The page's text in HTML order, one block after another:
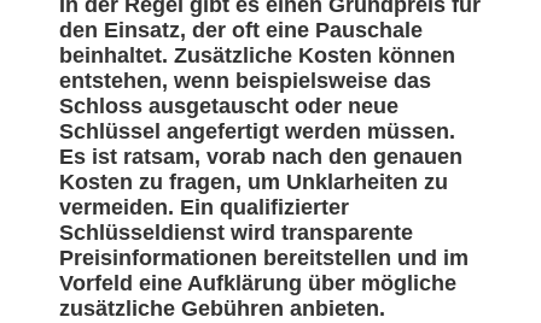
In der Regel gibt es einen Grundpreis für
den Einsatz, der oft eine Pauschale
beinhaltet. Zusätzliche Kosten können
entstehen, wenn beispielsweise das
Schloss ausgetauscht oder neue
Schlüssel angefertigt werden müssen.
Es ist ratsam, vorab nach den genauen
Kosten zu fragen, um Unklarheiten zu
vermeiden. Ein qualifizierter
Schlüsseldienst wird transparente
Preisinformationen bereitstellen und im
Vorfeld eine Aufklärung über mögliche
zusätzliche Gebühren anbieten.